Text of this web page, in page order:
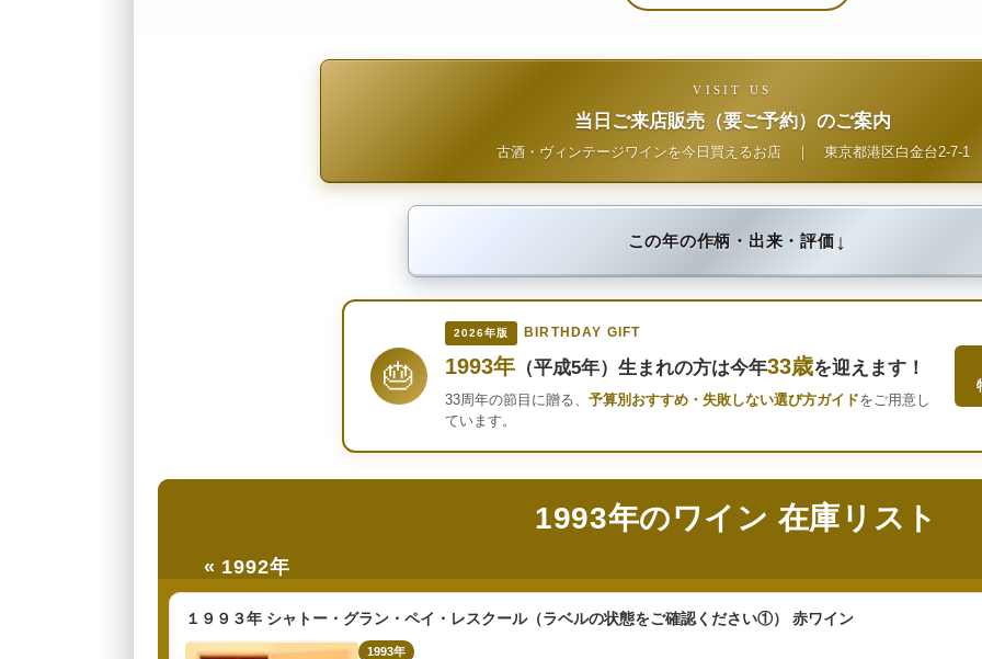
VISIT US
当日ご来店販売（要ご予約）のご案内
古酒・ヴィンテージワインを今日買えるお店｜ 東京都港区白金台2-7-1
この年の作柄・出来・評価↓
🎂
2026年版 BIRTHDAY GIFT
1993年 （平成5年）生まれの方は今年33歳を迎えます！
33周年の節目に贈る、 予算別おすすめ・失敗しない選び方ガイドをご用意し
ています。
1993年のワイン 在庫リスト
« 1992年
１９９３年 シャトー・グラン・ペイ・レスクール（ラベルの状態をご確認ください①） 赤ワイン
1993年